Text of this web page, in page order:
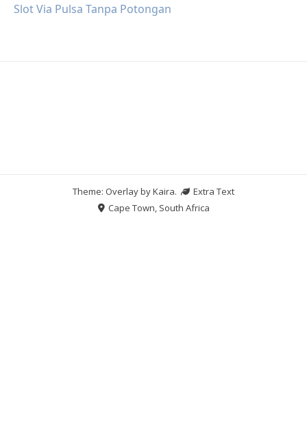
Slot Via Pulsa Tanpa Potongan
Theme: Overlay byKaira.
Extra Text
Cape Town, South Africa